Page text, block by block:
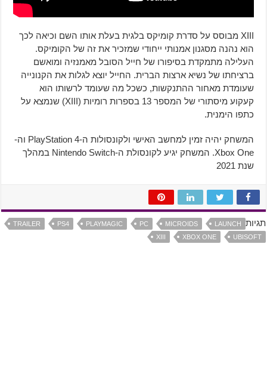
XIII מבוסס על סדרת קומיקס בלגית בעלת אותו השם וכיאה לכך
הוא נהנה מסגנון אמנותי ייחודי שמזכיר את זה של הקומיקס.
העלילה מתמקדת בסיפורו של חייל הסובל מאמנזיה ומואשם
ברציחתו של נשיא ארצות הברית. החייל יוצא לגלות את הקנונייה
שעומדת מאחור ההתנקשות, כשכל מה שעומד לרשותו הוא
קעקוע מיסתורי של המספר 13 בספרות רומיות (XIII) שנמצא על
כתפו הימנית.
המשחק יהיה זמין למחשב האישי ולקונסולות ה-PlayStation 4 וה-
Xbox One. המשחק יגיע לקונסולת ה-Nintendo Switch במהלך
שנת 2021
תגיות LAUNCH
MICROIDS
PC
PLAYMAGIC
PS4
TRAILER
UBISOFT
XBOX ONE
XIII